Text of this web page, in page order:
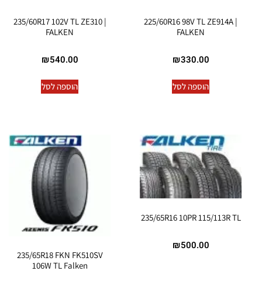
225/60R16 98V TL ZE914A |
FALKEN
₪330.00
הוספה לסל
235/60R17 102V TL ZE310 |
FALKEN
₪540.00
הוספה לסל
235/65R16 10PR 115/113R TL
₪500.00
235/65R18 FKN FK510SV
106W TL Falken